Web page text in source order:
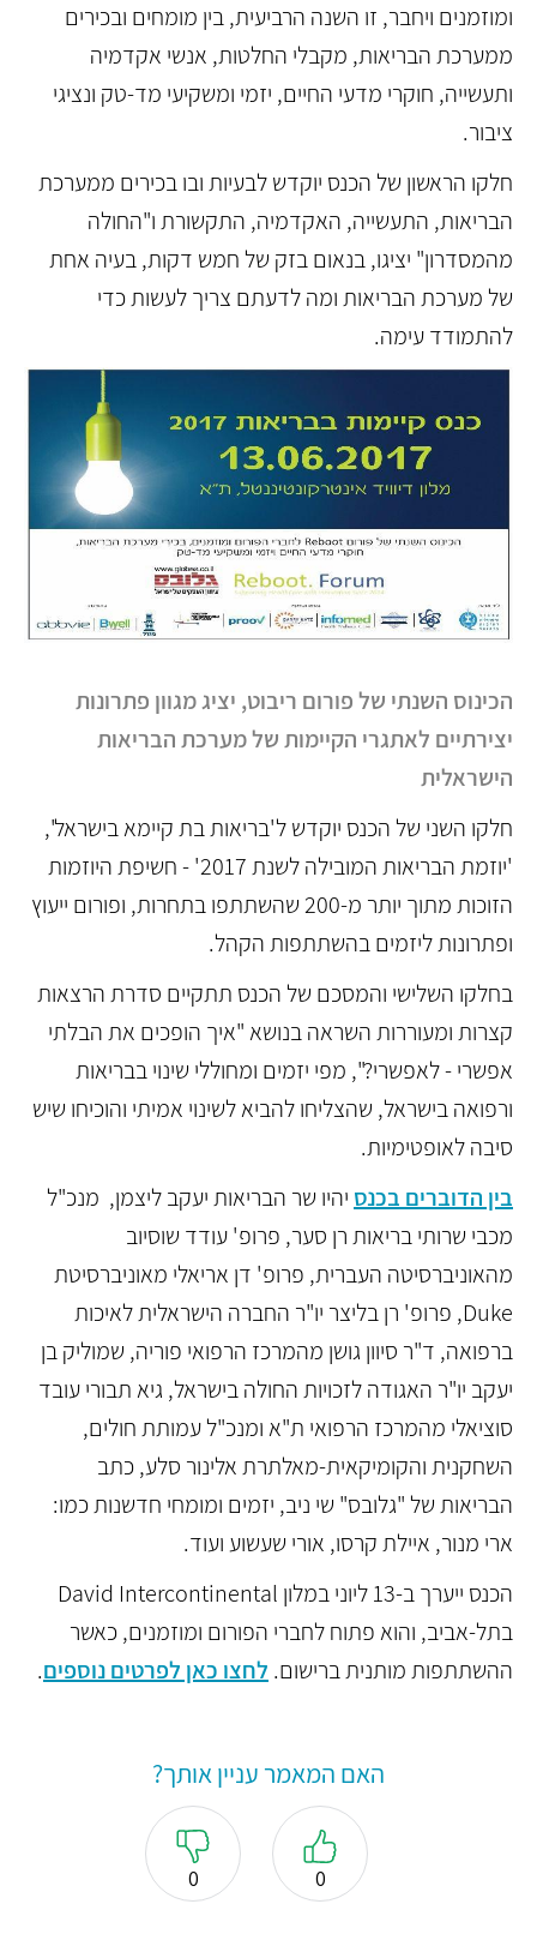
ומוזמנים ויחבר, זו השנה הרביעית, בין מומחים ובכירים
ממערכת הבריאות, מקבלי החלטות, אנשי אקדמיה
ותעשייה, חוקרי מדעי החיים, יזמי ומשקיעי מד-טק ונציגי
ציבור.
חלקו הראשון של הכנס יוקדש לבעיות ובו בכירים ממערכת
הבריאות, התעשייה, האקדמיה, התקשורת ו"החולה
מהמסדרון" יציגו, בנאום בזק של חמש דקות, בעיה אחת
של מערכת הבריאות ומה לדעתם צריך לעשות כדי
להתמודד עימה.
הכינוס השנתי של פורום ריבוט, יציג מגוון פתרונות
יצירתיים לאתגרי הקיימות של מערכת הבריאות
הישראלית
חלקו השני של הכנס יוקדש ל'בריאות בת קיימא בישראל',
'יוזמת הבריאות המובילה לשנת 2017' - חשיפת היוזמות
הזוכות מתוך יותר מ-200 שהשתתפו בתחרות, ופורום ייעוץ
ופתרונות ליזמים בהשתתפות הקהל.
בחלקו השלישי והמסכם של הכנס תתקיים סדרת הרצאות
קצרות ומעוררות השראה בנושא "איך הופכים את הבלתי
אפשרי - לאפשרי?", מפי יזמים ומחוללי שינוי בבריאות
ורפואה בישראל, שהצליחו להביא לשינוי אמיתי והוכיחו שיש
סיבה לאופטימיות.
בין הדוברים בכנס יהיו שר הבריאות יעקב ליצמן, מנכ"ל
מכבי שרותי בריאות רן סער, פרופ' עודד שוסיוב
מהאוניברסיטה העברית, פרופ' דן אריאלי מאוניברסיטת
Duke, פרופ' רן בליצר יו"ר החברה הישראלית לאיכות
ברפואה, ד"ר סיוון גושן מהמרכז הרפואי פוריה, שמוליק בן
יעקב יו"ר האגודה לזכויות החולה בישראל, גיא תבורי עובד
סוציאלי מהמרכז הרפואי ת"א ומנכ"ל עמותת חולים,
השחקנית והקומיקאית-מאלתרת אלינור סלע, כתב
הבריאות של "גלובס" שי ניב, יזמים ומומחי חדשנות כמו:
ארי מנור, איילת קרסו, אורי שעשוע ועוד.
הכנס ייערך ב-13 ליוני במלון David Intercontinental
בתל-אביב, והוא פתוח לחברי הפורום ומוזמנים, כאשר
ההשתתפות מותנית ברישום. לחצו כאן לפרטים נוספים.
האם המאמר עניין אותך?
0
0